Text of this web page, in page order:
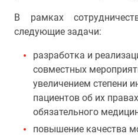
В рамках
следующие задачи:
разработка и
совместных
увеличением степени
пациентов об их
обязательного
повышение качества